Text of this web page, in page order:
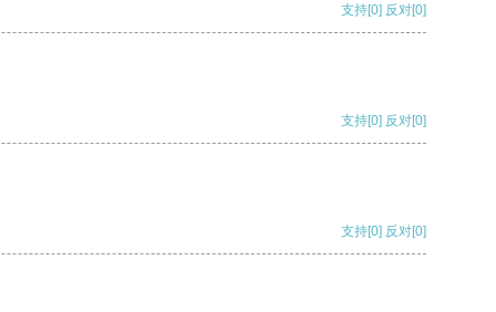
支持[0] 反对[0]
支持[0] 反对[0]
支持[0] 反对[0]